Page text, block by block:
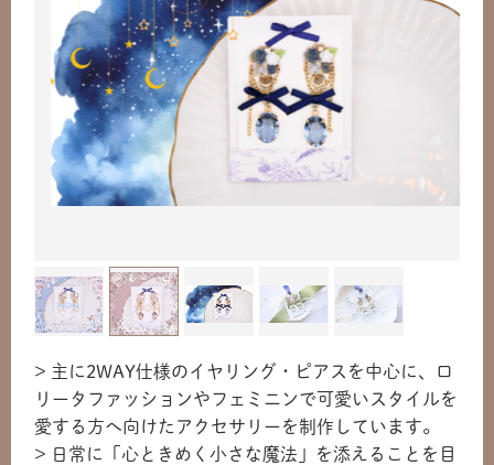
> 主に2WAY仕様のイヤリング・ピアスを中心に、ロ
リータファッションやフェミニンで可愛いスタイルを
愛する方へ向けたアクセサリーを制作しています。
> 日常に「心ときめく小さな魔法」を添えることを目